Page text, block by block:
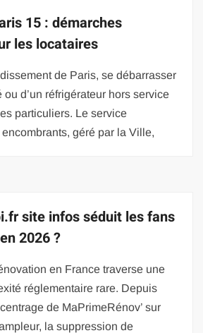
15 : démarches
les locataires
de Paris, se débarrasser
ou d’un réfrigérateur hors service
particuliers. Le service
géré par la Ville,
site infos séduit les fans
2026 ?
en France traverse une
réglementaire rare. Depuis
de MaPrimeRénov’ sur
la suppression de